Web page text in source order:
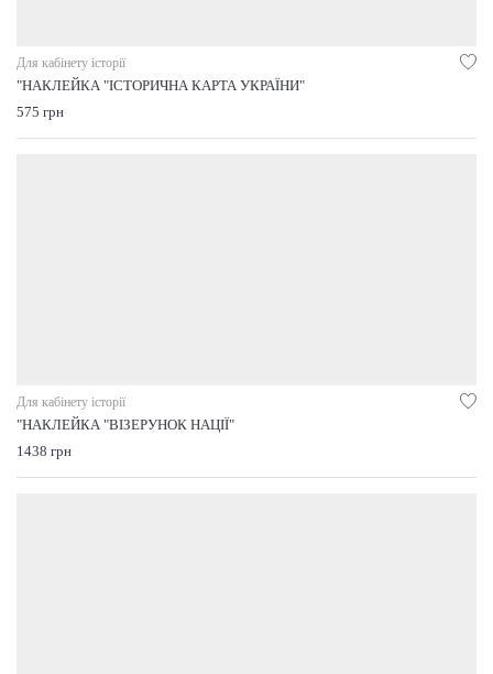
Для кабінету історії
"НАКЛЕЙКА "ІСТОРИЧНА КАРТА УКРАЇНИ"
575 грн
Для кабінету історії
"НАКЛЕЙКА "ВІЗЕРУНОК НАЦІЇ"
1438 грн